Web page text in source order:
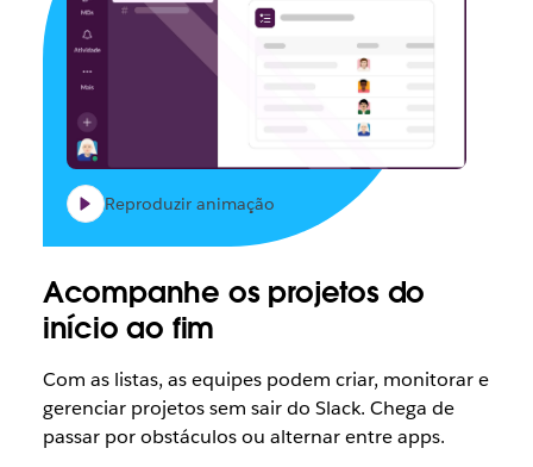
Reproduzir animação
Acompanhe os projetos do
início ao fim
Com as listas, as equipes podem criar, monitorar e
gerenciar projetos sem sair do Slack. Chega de
passar por obstáculos ou alternar entre apps.